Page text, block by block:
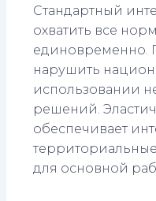
Стандартный
охватить все
единовременно.
нарушить
использовании
решений.
обеспечивает
для основной